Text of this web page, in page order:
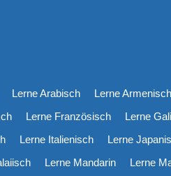
Lerne Arabisch Lerne Armenisch
Lerne Französisch Lerne
Lerne Italienisch Lerne
Lerne Mandarin Lerne